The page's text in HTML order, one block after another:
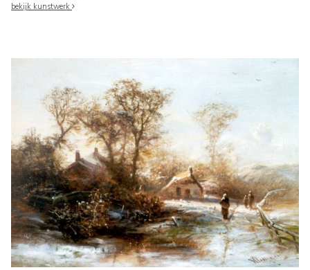
bekijk kunstwerk